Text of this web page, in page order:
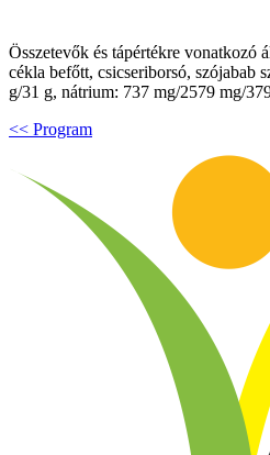
Összetevők és tápértékre vonatkozó
cékla befőtt, csicseriborsó,
g/31 g, nátrium: 737 mg/2579 mg/
<< Program